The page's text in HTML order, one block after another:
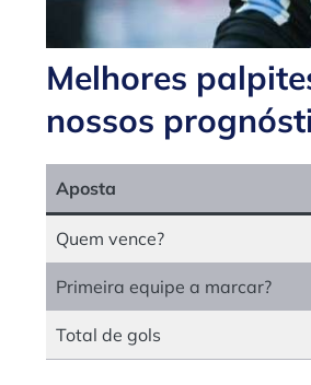
Melhores
nossos
Aposta
Quem vence?
Primeira equipe a marcar?
Total de gols